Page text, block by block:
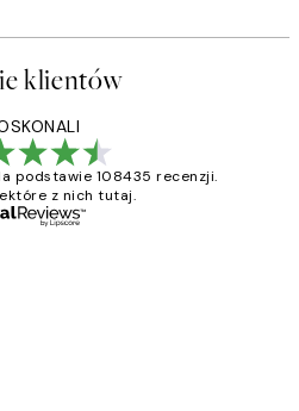
klientów
podstawie 108435 recenzji.
z nich tutaj.